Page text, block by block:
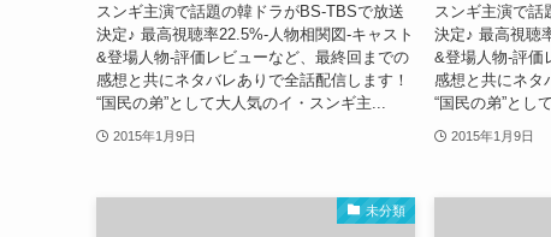
スンギ主演で話題の韓ドラがBS-TBSで放送
決定♪ 最高視聴率22.5%-人物相関図-キャスト
&登場人物-評価レビューなど、最終回までの
感想と共にネタバレありで全話配信します！
“国民の弟”として大人気のイ・スンギ主...
2015年1月9日
スンギ主演で話
決定♪ 最高視聴
&登場人物-評価
感想と共にネタ
“国民の弟”とし
2015年1月9日
未分類